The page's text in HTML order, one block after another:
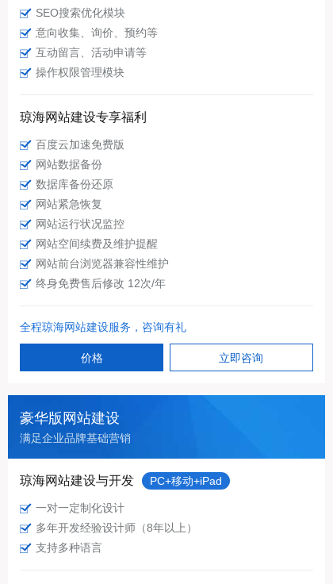
SEO搜索优化模块
意向收集、询价、预约等
互动留言、活动申请等
操作权限管理模块
琼海网站建设专享福利
百度云加速免费版
网站数据备份
数据库备份还原
网站紧急恢复
网站运行状况监控
网站空间续费及维护提醒
网站前台浏览器兼容性维护
终身免费售后修改 12次/年
全程琼海网站建设服务，咨询有礼
价格 立即咨询
豪华版网站建设
满足企业品牌基础营销
琼海网站建设与开发 PC+移动+iPad
一对一定制化设计
多年开发经验设计师（8年以上）
支持多种语言